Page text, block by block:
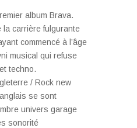
album Brava.
la carrière fulgurante
commencé à l’âge
musical qui refuse
techno.
/ Rock new
se sont
univers garage
sonorité